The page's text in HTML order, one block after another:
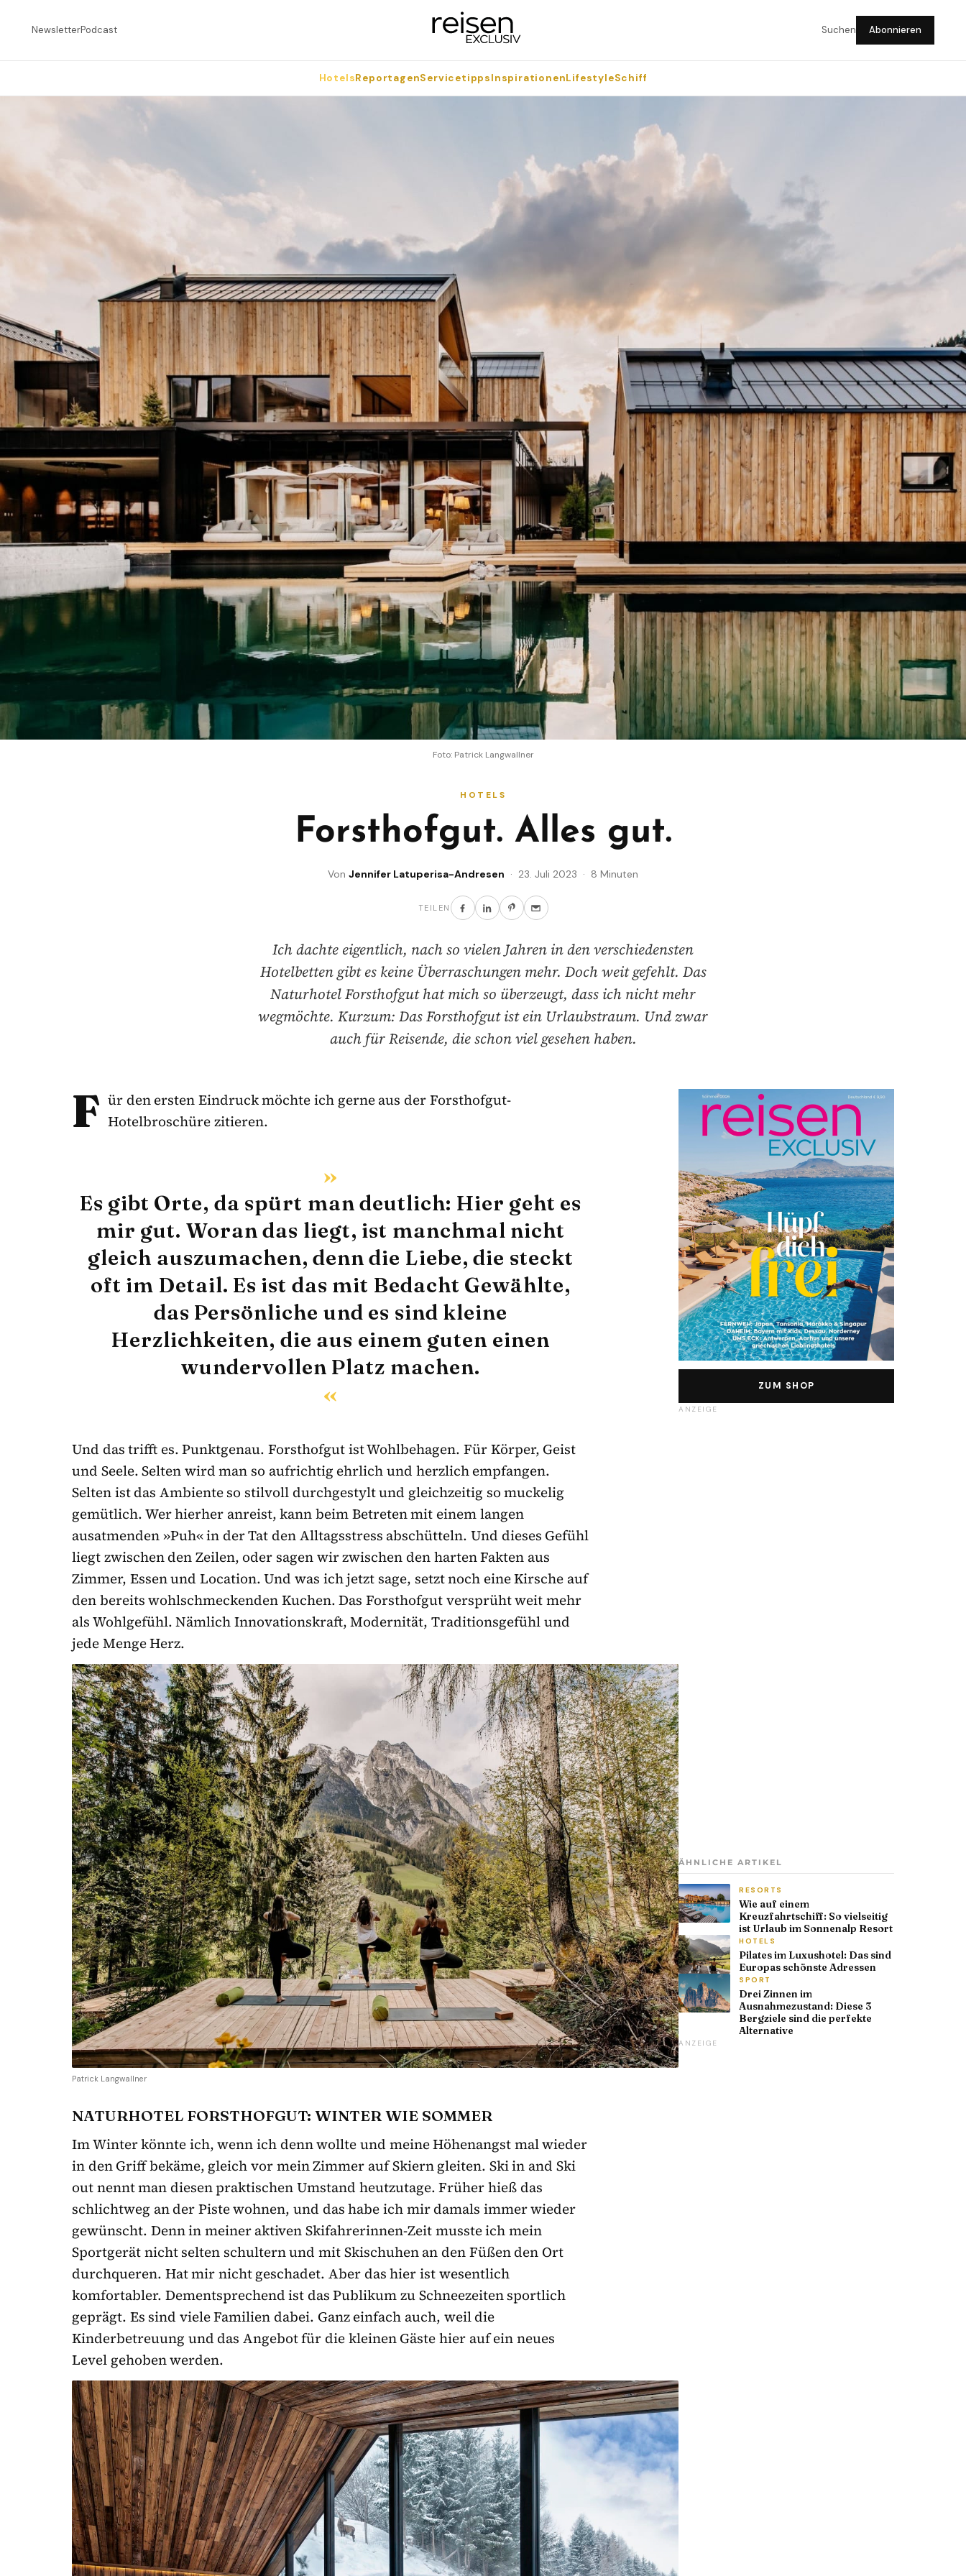
NewsletterPodcast Suchen Abonnieren
HotelsReportagenServicetippsInspirationenLifestyleSchiff
Foto: Patrick Langwallner
HOTELS
Forsthofgut. Alles gut.
Von Jennifer Latuperisa-Andresen · 23. Juli 2023 · 8 Minuten
TEILEN
Ich dachte eigentlich, nach so vielen Jahren in den verschiedensten
Hotelbetten gibt es keine Überraschungen mehr. Doch weit gefehlt. Das
Naturhotel Forsthofgut hat mich so überzeugt, dass ich nicht mehr
wegmöchte. Kurzum: Das Forsthofgut ist ein Urlaubstraum. Und zwar
auch für Reisende, die schon viel gesehen haben.
F ür den ersten Eindruck möchte ich gerne aus der Forsthofgut-
Hotelbroschüre zitieren.
Es gibt Orte, da spürt man deutlich: Hier geht es
mir gut. Woran das liegt, ist manchmal nicht
gleich auszumachen, denn die Liebe, die steckt
oft im Detail. Es ist das mit Bedacht Gewählte,
das Persönliche und es sind kleine
Herzlichkeiten, die aus einem guten einen
wundervollen Platz machen.
Und das trifft es. Punktgenau. Forsthofgut ist Wohlbehagen. Für Körper, Geist
und Seele. Selten wird man so aufrichtig ehrlich und herzlich empfangen.
Selten ist das Ambiente so stilvoll durchgestylt und gleichzeitig so muckelig
gemütlich. Wer hierher anreist, kann beim Betreten mit einem langen
ausatmenden »Puh« in der Tat den Alltagsstress abschütteln. Und dieses Gefühl
liegt zwischen den Zeilen, oder sagen wir zwischen den harten Fakten aus
Zimmer, Essen und Location. Und was ich jetzt sage, setzt noch eine Kirsche auf
den bereits wohlschmeckenden Kuchen. Das Forsthofgut versprüht weit mehr
als Wohlgefühl. Nämlich Innovationskraft, Modernität, Traditionsgefühl und
jede Menge Herz.
Patrick Langwallner
NATURHOTEL FORSTHOFGUT: WINTER WIE SOMMER
Im Winter könnte ich, wenn ich denn wollte und meine Höhenangst mal wieder
in den Griff bekäme, gleich vor mein Zimmer auf Skiern gleiten. Ski in and Ski
out nennt man diesen praktischen Umstand heutzutage. Früher hieß das
schlichtweg an der Piste wohnen, und das habe ich mir damals immer wieder
gewünscht. Denn in meiner aktiven Skifahrerinnen-Zeit musste ich mein
Sportgerät nicht selten schultern und mit Skischuhen an den Füßen den Ort
durchqueren. Hat mir nicht geschadet. Aber das hier ist wesentlich
komfortabler. Dementsprechend ist das Publikum zu Schneezeiten sportlich
geprägt. Es sind viele Familien dabei. Ganz einfach auch, weil die
Kinderbetreuung und das Angebot für die kleinen Gäste hier auf ein neues
Level gehoben werden.
ZUM SHOP
ANZEIGE
ÄHNLICHE ARTIKEL
RESORTS
Wie auf einem
Kreuzfahrtschiff: So vielseitig
ist Urlaub im Sonnenalp Resort
HOTELS
Pilates im Luxushotel: Das sind
Europas schönste Adressen
SPORT
Drei Zinnen im
Ausnahmezustand: Diese 3
Bergziele sind die perfekte
Alternative
ANZEIGE